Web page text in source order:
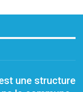
une structure